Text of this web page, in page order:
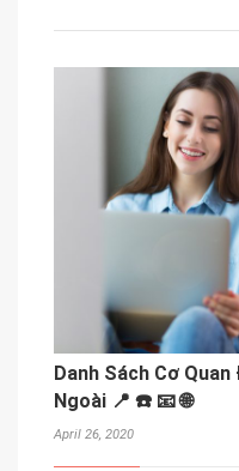
Danh Sách Cơ
Ngoài 📍 ☎️ 📧 🌐
April 26, 2020